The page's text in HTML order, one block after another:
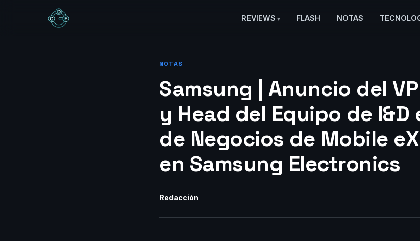
REVIEWS FLASH NOTAS
NOTAS
Samsung | Anuncio del
y Head del Equipo de I&D
de Negocios de Mobile
en Samsung Electronics
Redacción